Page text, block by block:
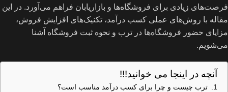
فرصت‌های زیادی برای فروشگاه‌ها و بازاریابان فراهم می‌آورد. در این
مقاله با روش‌های عملی کسب درآمد، تکنیک‌های افزایش فروش،
مزایای حضور فروشگاه‌ها در ترب و نحوه ثبت فروشگاه آشنا
می‌شویم.
آنچه در اینجا می خوانید!!!
ترب چیست و چرا برای کسب درآمد مناسب است؟